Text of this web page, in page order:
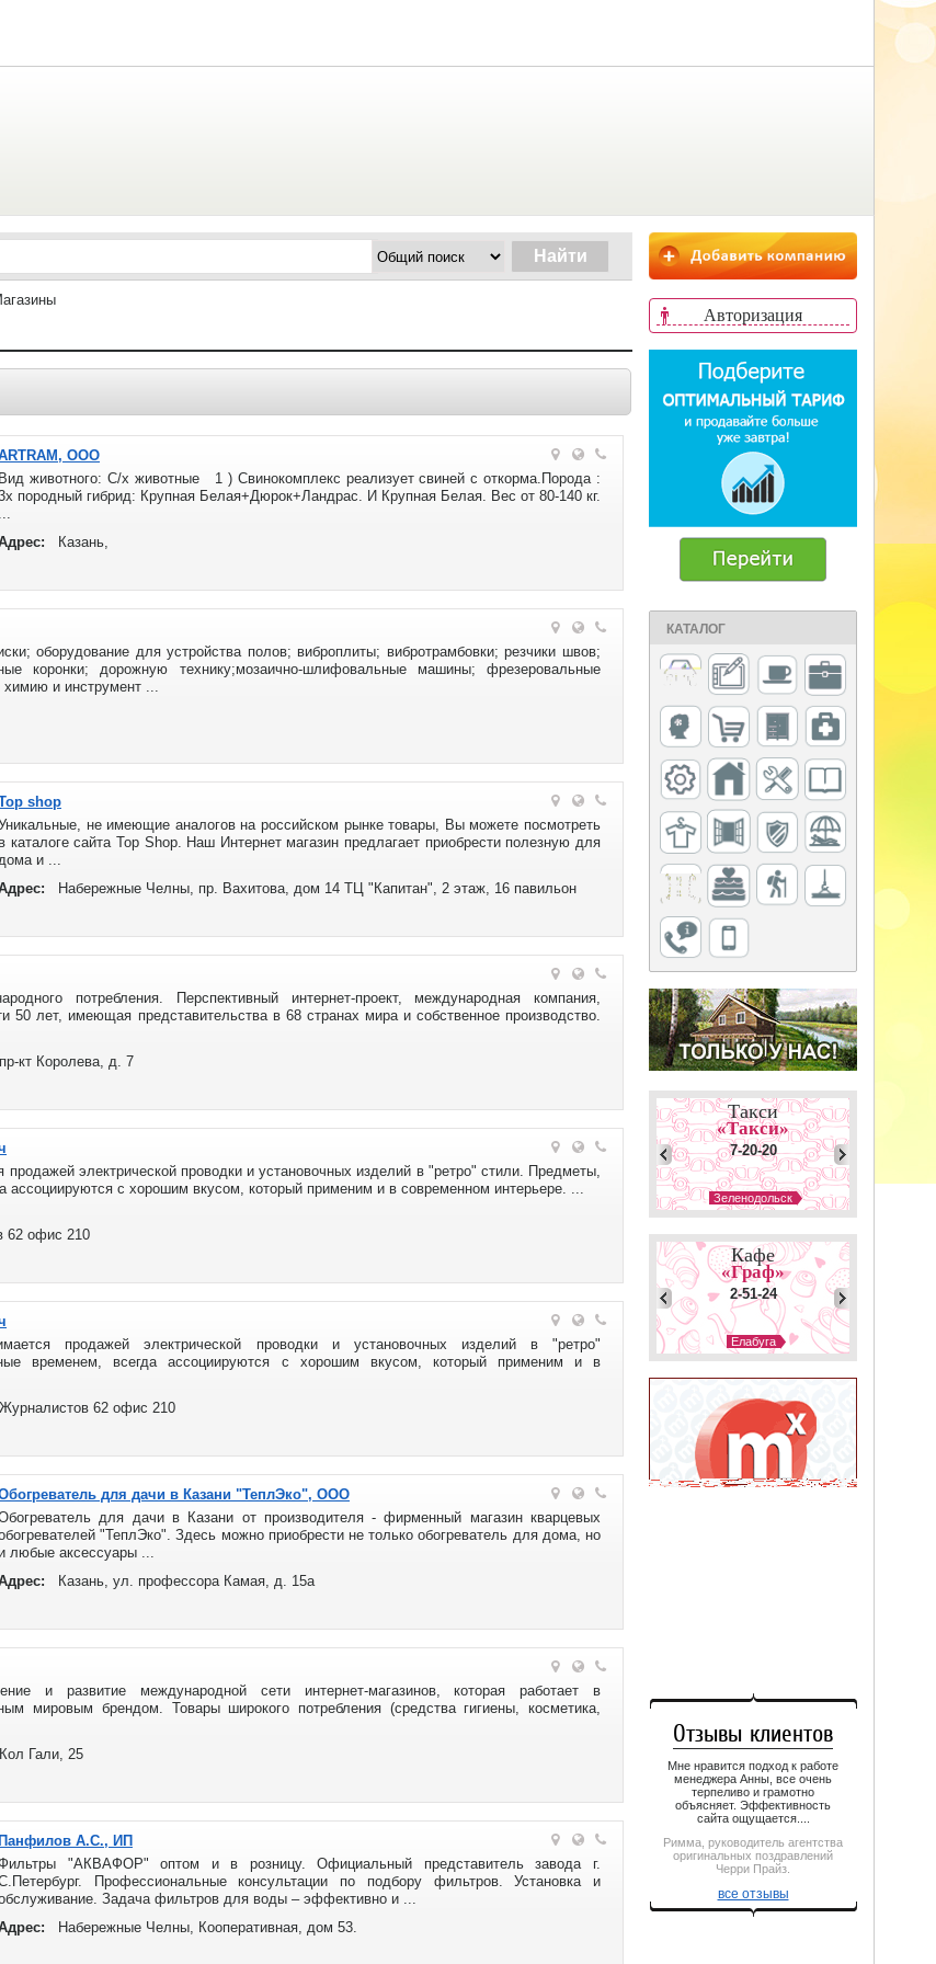
Авторизация
КАТАЛОГ
Такси
«Такси»
7-20-20
Зеленодольск
Такси
«Альметьевское»
32-32-32
Альметьевск
Такси
«Максим-Люкс»
298-33-37
Такси
«Премьер»
53-33-33
Такси
«Отдохни»
7-44-77
Зеленодольск
Такси
«5 Девяток»
Кафе
«Граф»
2-51-24
Елабуга
Кафе
«Синнабон»
294-07-27
Уфа
Кафе
Кафе
30-59-04
Нижнекамск
Кафе
«Арарат»
2-57-01
Елабуга
Отзывы клиентов
Мне нравится подход к работе
менеджера Анны, все очень
терпеливо и грамотно
объясняет. Эффективность
сайта ощущается....
Римма, руководитель агентства
оригинальных поздравлений
Черри Прайз.
все отзывы
ООО
Вид животного: С/х животные 1 ) Свинокомплекс реализует свиней с откорма.Порода :
породный гибрид: Крупная Белая+Дюрок+Ландрас. И Крупная Белая. Вес от 80-140 кг.
...
Казань,
оборудование для устройства полов; виброплиты; вибротрамбовки; резчики швов;
коронки; дорожную технику;мозаично-шлифовальные машины; фрезеровальные
и инструмент ...
shop
не имеющие аналогов на российском рынке товары, Вы можете посмотреть
в каталоге сайта Top Shop. Наш Интернет магазин предлагает приобрести полезную для
и ...
Набережные Челны, пр. Вахитова, дом 14 ТЦ "Капитан", 2 этаж, 16 павильон
потребления. Перспективный интернет-проект, международная компания,
50 лет, имеющая представительства в 68 странах мира и собственное производство.
кт Королева, д. 7
электрической проводки и установочных изделий в "ретро" стили. Предметы,
ассоциируются с хорошим вкусом, который применим и в современном интерьере. ...
62 офис 210
продажей электрической проводки и установочных изделий в "ретро"
временем, всегда ассоциируются с хорошим вкусом, который применим и в
62 офис 210
для дачи в Казани "ТеплЭко", ООО
для дачи в Казани от производителя - фирменный магазин кварцевых
"ТеплЭко". Здесь можно приобрести не только обогреватель для дома, но
и любые аксессуары ...
Казань, ул. профессора Камая, д. 15а
и развитие международной сети интернет-магазинов, которая работает в
мировым брендом. Товары широкого потребления (средства гигиены, косметика,
Гали, 25
Панфилов А.С., ИП
"АКВАФОР" оптом и в розницу. Официальный представитель завода г.
Профессиональные консультации по подбору фильтров. Установка и
Задача фильтров для воды – эффективно и ...
Набережные Челны, Кооперативная, дом 53.